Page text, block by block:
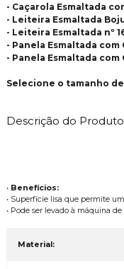
- Caçarola Esmaltada
- Leiteira Esmaltada
- Leiteira Esmaltada nº
- Panela Esmaltada com
- Panela Esmaltada com
Selecione o tamanho
Descrição do Produto
• Benefícios:
• Superfície lisa que permite
• Pode ser levado à máquina
Material: